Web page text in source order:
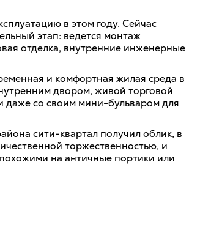
в этом году. Сейчас
этап: ведется монтаж
отделка, внутренние инженерные
и комфортная жилая среда в
двором, живой торговой
даже со своим мини-бульваром для
сити-квартал получил облик, в
торжественностью, и
на античные портики или